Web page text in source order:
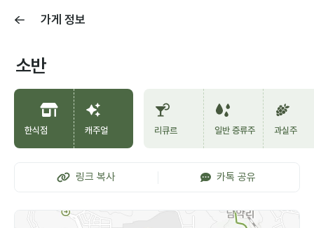
가게 정보
소반
한식점 캐주얼 리큐르 일반 증류주 과실주
링크 복사 카톡 공유